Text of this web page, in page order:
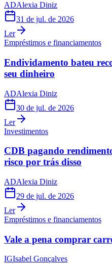
ADAlexia Diniz
31 de jul. de 2026
Ler
Empréstimos e financiamentos
Endividamento bateu
seu dinheiro
ADAlexia Diniz
30 de jul. de 2026
Ler
Investimentos
CDB pagando
risco por trás disso
ADAlexia Diniz
29 de jul. de 2026
Ler
Empréstimos e financiamentos
Vale a pena comprar
IGIsabel Gonçalves